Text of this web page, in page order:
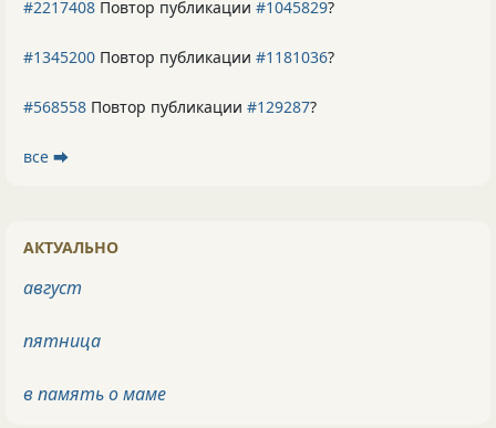
#2217408 Повтор публикации #1045829?
#1345200 Повтор публикации #1181036?
#568558 Повтор публикации #129287?
все ⮕
АКТУАЛЬНО
август
пятница
в память о маме